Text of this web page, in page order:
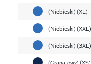
(Niebieski) (XL)
(Niebieski) (XXL)
(Niebieski) (3XL)
(Granatowy) (XS)